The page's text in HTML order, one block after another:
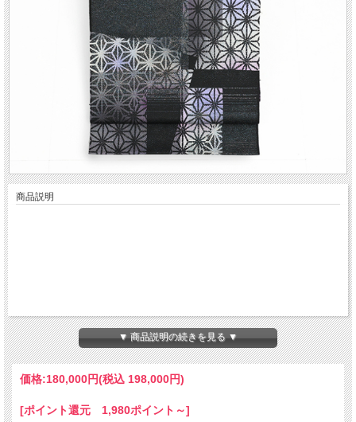
商品説明
▼ 商品説明の続きを見る ▼
価格:180,000円(税込 198,000円)
[ポイント還元 1,980ポイント～]